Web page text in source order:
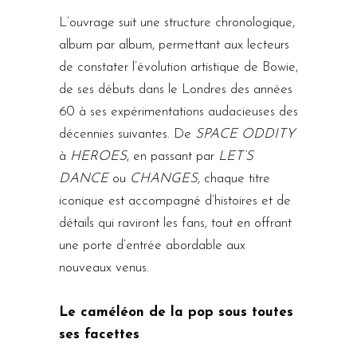
L’ouvrage suit une structure chronologique,
album par album, permettant aux lecteurs
de constater l’évolution artistique de Bowie,
de ses débuts dans le Londres des années
60 à ses expérimentations audacieuses des
décennies suivantes. De SPACE ODDITY
à HEROES, en passant par LET’S
DANCE ou CHANGES, chaque titre
iconique est accompagné d’histoires et de
détails qui raviront les fans, tout en offrant
une porte d’entrée abordable aux
nouveaux venus.
Le caméléon de la pop sous toutes
ses facettes